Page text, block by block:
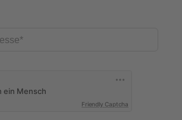
Friendly Captcha